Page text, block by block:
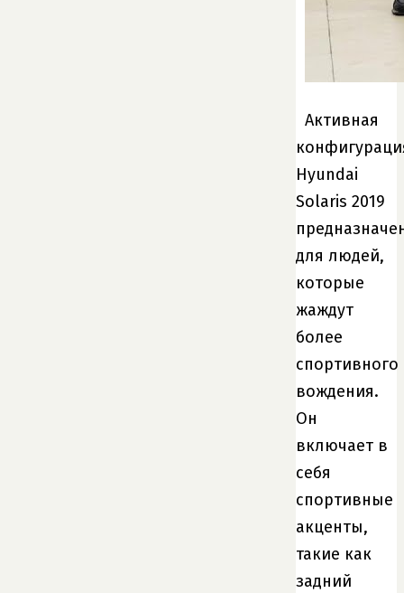
Активная
Hyundai
Solaris 2019
для людей,
которые
жаждут
более
спортивного
вождения.
Он
включает в
себя
спортивные
акценты,
такие как
задний